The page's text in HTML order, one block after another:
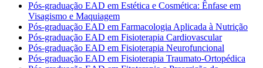
Pós-graduação EAD em Estética e Cosmética: Ênfase em
Visagismo e Maquiagem
Pós-graduação EAD em Farmacologia Aplicada à Nutrição
Pós-graduação EAD em Fisioterapia Cardiovascular
Pós-graduação EAD em Fisioterapia Neurofuncional
Pós-graduação EAD em Fisioterapia Traumato-Ortopédica